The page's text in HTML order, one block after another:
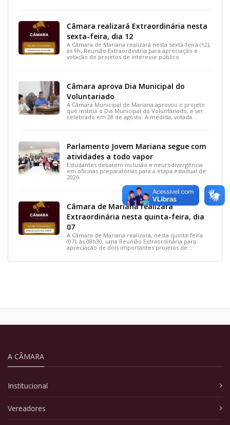
Câmara realizará Extraordinária nesta
sexta-feira, dia 12
A Câmara de Mariana realizará nesta sexta-feira (12),
às 9h, Reunião Extraordinária para apreciação e
votação de projetos de interesse público.
Câmara aprova Dia Municipal do
Voluntariado
A Câmara Municipal de Mariana aprovou o projeto
que institui o Dia Municipal do Voluntariado, a ser
celebrado em 28 de agosto. A medida, votada
Parlamento Jovem Mariana segue com
atividades a todo vapor
Estudantes debatem inclusão e neurodivergência
em oficinas preparatórias para a etapa estadual de
2026.
Câmara de Mariana realizará
Extraordinária nesta quinta-feira, dia
07
A Câmara de Mariana realizará, nesta quinta-feira
(07), às 08h30, uma Reunião Extraordinária para
apreciação de dois importantes projetos de
A CÂMARA
Institucional
Vereadores